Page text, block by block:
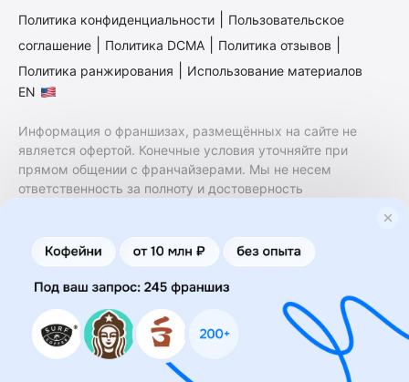
Политика конфиденциальности
Пользовательское
соглашение
Политика DCMA Политика отзывов
Политика ранжирования
Использование материалов
EN
Информация о франшизах, размещённых на сайте не
является офертой. Конечные условия уточняйте при
прямом общении с франчайзерами. Мы не несем
ответственность за полноту и достоверность
финансовые услуги. Заключение договоров
коммерческой концессии (франчайзинга) осуществляется
правообладателями/их представителями. Бизнесменс.ру
не является посредником или представителем
правообладателя и не несет ответственность за условия
предоставления франшизы и действия лиц,
осуществленные на основании информации, имеющейся